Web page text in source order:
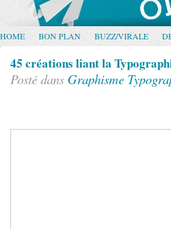
HOME BON PLAN BUZZ/VIRALE
45 créations liant la
Posté dans Graphisme